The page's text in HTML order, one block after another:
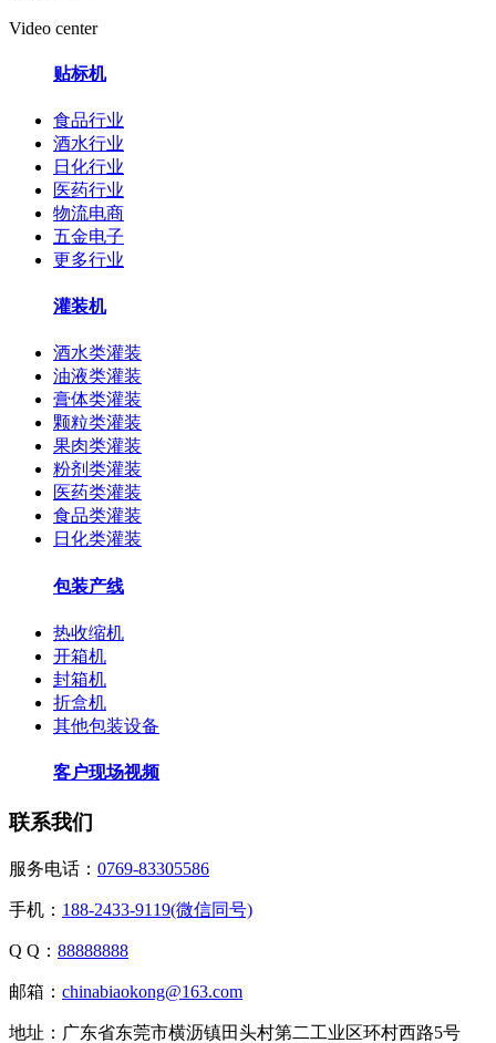
Video center
贴标机
食品行业
酒水行业
日化行业
医药行业
物流电商
五金电子
更多行业
灌装机
酒水类灌装
油液类灌装
膏体类灌装
颗粒类灌装
果肉类灌装
粉剂类灌装
医药类灌装
食品类灌装
日化类灌装
包装产线
热收缩机
开箱机
封箱机
折盒机
其他包装设备
客户现场视频
联系我们
服务电话： 0769-83305586
手机： 188-2433-9119(微信同号)
Q Q： 88888888
邮箱： chinabiaokong@163.com
地址：广东省东莞市横沥镇田头村第二工业区环村西路5号